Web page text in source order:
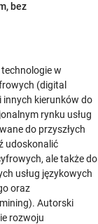
bez
w
(digital
kierunków do
rynku usług
do przyszłych
udoskonalić
ale także do
usług językowych
oraz
Autorski
rozwoju